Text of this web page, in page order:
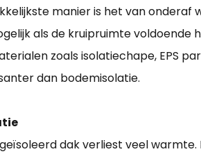
manier is het van onderaf
als de kruipruimte voldoende
zoals isolatiechape, EPS
dan bodemisolatie.
dak verliest veel